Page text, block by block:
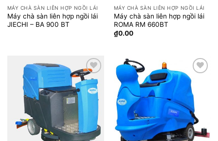
MÁY CHÀ SÀN LIÊN HỢP NGỒI LÁI
Máy chà sàn liên hợp ngồi lái
JIECHI – BA 900 BT
MÁY CHÀ SÀN LIÊN HỢP NGỒI LÁI
Máy chà sàn liên hợp ngồi lái
ROMA RM 660BT
₫0.00
Add to
wishlist
Add to
wishlist